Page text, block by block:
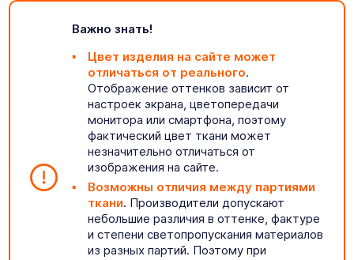
Важно знать!
Цвет изделия на сайте может
отличаться от реального.
Отображение оттенков зависит от
настроек экрана, цветопередачи
монитора или смартфона, поэтому
фактический цвет ткани может
незначительно отличаться от
изображения на сайте.
Возможны отличия между партиями
ткани. Производители допускают
небольшие различия в оттенке, фактуре
и степени светопропускания материалов
из разных партий. Поэтому при